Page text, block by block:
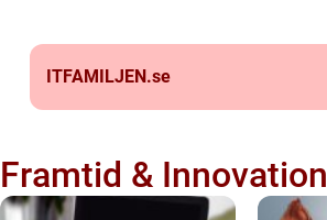
ITFAMILJEN.se
Framtid & Innovation